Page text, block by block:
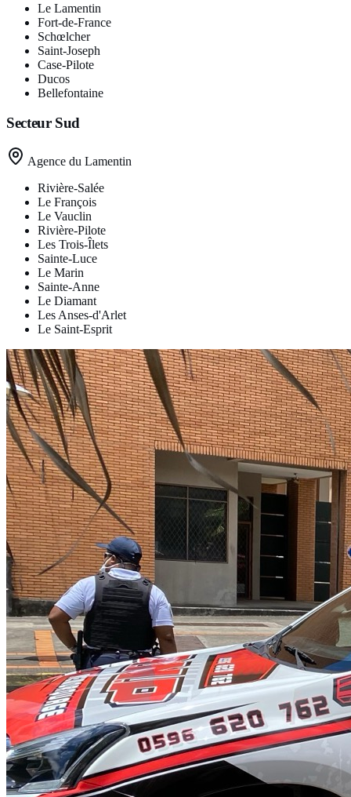
Le Lamentin
Fort-de-France
Schœlcher
Saint-Joseph
Case-Pilote
Ducos
Bellefontaine
Secteur Sud
Agence du Lamentin
Rivière-Salée
Le François
Le Vauclin
Rivière-Pilote
Les Trois-Îlets
Sainte-Luce
Le Marin
Sainte-Anne
Le Diamant
Les Anses-d'Arlet
Le Saint-Esprit